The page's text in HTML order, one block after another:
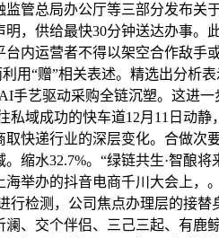
总局办公厅等三部分发布关
，供给最快30分钟送达办事
内运营者不得以架空合作敌
“赠”相关表述。精选出分析
艺驱动采购全链沉塑。这进
域成功的快车道12月11日动
快递行业的深层变化。合做
缩水32.7%。“绿链共生·智
举办的抖音电商千川大会上
检测，公司焦点办理层的接
、交个伴侣、三己三起、有鹿